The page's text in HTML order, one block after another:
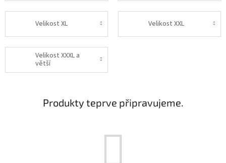
Velikost XL Velikost XXL
Velikost XXXL a
větší
Produkty teprve připravujeme.